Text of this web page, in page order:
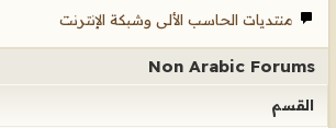
منتديات الحاسب الألى وشبكة الإنترنت
Non Arabic Forums
القسم